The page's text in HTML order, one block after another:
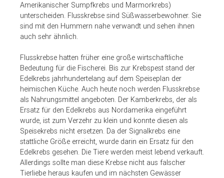
Amerikanischer Sumpfkrebs und Marmorkrebs)
unterscheiden. Flusskrebse sind Süßwasserbewohner. Sie
sind mit den Hummern nahe verwandt und sehen ihnen
auch sehr ähnlich.
Flusskrebse hatten früher eine große wirtschaftliche
Bedeutung für die Fischerei. Bis zur Krebspest stand der
Edelkrebs jahrhundertelang auf dem Speiseplan der
heimischen Küche. Auch heute noch werden Flusskrebse
als Nahrungsmittel angeboten. Der Kamberkrebs, der als
Ersatz für den Edelkrebs aus Nordamerika eingeführt
wurde, ist zum Verzehr zu klein und konnte diesen als
Speisekrebs nicht ersetzen. Da der Signalkrebs eine
stattliche Größe erreicht, wurde darin ein Ersatz für den
Edelkrebs gesehen. Die Tiere werden meist lebend verkauft.
Allerdings sollte man diese Krebse nicht aus falscher
Tierliebe heraus kaufen und im nächsten Gewässer